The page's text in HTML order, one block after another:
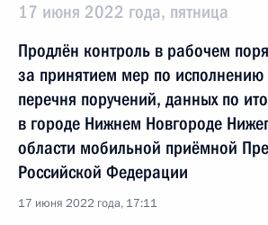
17 июня 2022 года, пятница
Продлён контроль в рабочем
за принятием мер по исполнению
перечня поручений, данных по
в городе Нижнем Новгороде
области мобильной приёмной
Российской Федерации
17 июня 2022 года, 17:11